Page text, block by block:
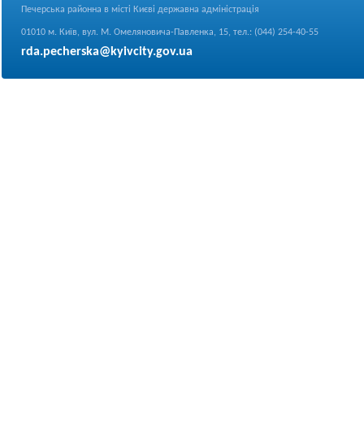
Печерська районна в місті Києві державна адміністрація
01010 м. Київ, вул. М. Омеляновича-Павленка, 15, тел.: (044) 254-40-55
rda.pecherska@kyivcity.gov.ua